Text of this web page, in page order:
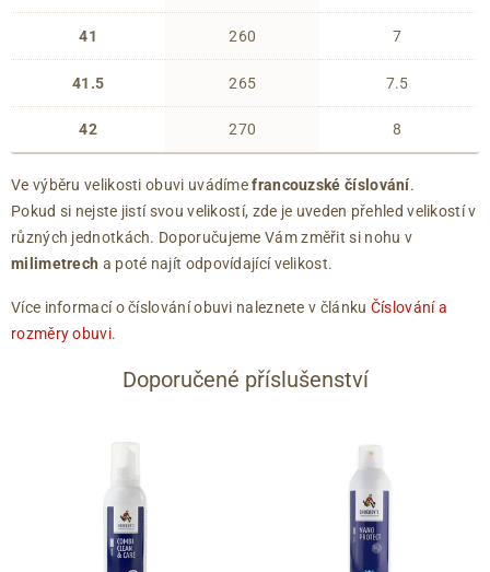
41
41.5
42
260
265
270
7
7.5
8
Ve výběru velikosti obuvi uvádímefrancouzské číslování.
Pokud si nejste jistí svou velikostí, zde je uveden přehled velikostí v
různých jednotkách. Doporučujeme Vám změřit si nohu v
milimetrech a poté najít odpovídající velikost.
Více informací o číslování obuvi naleznete v článku Číslování a
rozměry obuvi.
Doporučené příslušenství